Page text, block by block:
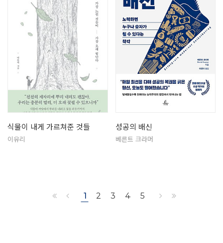
식물이 내게 가르쳐준 것들
이유리
성공의 배신
베른트 크라머
1 2 3 4 5